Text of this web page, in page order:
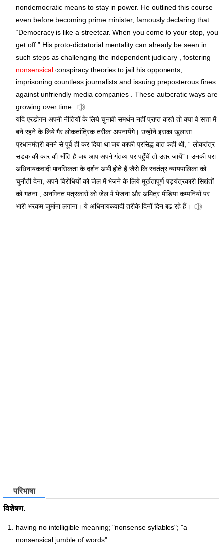
nondemocratic means to stay in power. He outlined this course
even before becoming prime minister, famously declaring that
“Democracy is like a streetcar. When you come to your stop, you
get off.” His proto-dictatorial mentality can already be seen in
such steps as challenging the independent judiciary , fostering
nonsensical conspiracy theories to jail his opponents,
imprisoning countless journalists and issuing preposterous fines
against unfriendly media companies . These autocratic ways are
growing over time.
यदि एरडोगन अपनी नीतियों के लिये चुनावी समर्थन नहीं प्राप्त करते तो क्या वे सत्ता में
बने रहने के लिये गैर लोकतांत्रिक तरीका अपनायेंगे। उन्होंने इसका खुलासा
प्रधानमंत्री बनने से पूर्व ही कर दिया था जब काफी प्रसिद्ध बात कही थी, “ लोकतंत्र
सडक की कार की भाँति है जब आप अपने गंतव्य पर पहुँचें तो उतर जायें”। उनकी परा
अधिनायकवादी मानसिकता के दर्शन अभी होते हैं जैसे कि स्वतंत्र न्यायपालिका को
चुनौती देना, अपने विरोधियों को जेल में भेजने के लिये मूर्खतापूर्ण षड्यंत्रकारी सिद्दांतों
को गढना , अनगिनत पत्रकारों को जेल में भेजना और अमित्र मीडिया कम्पनियों पर
भारी भरकम जुर्माना लगाना। ये अधिनायकवादी तरीके दिनों दिन बढ रहे हैं।
परिभाषा
विशेषण.
having no intelligible meaning; "nonsense syllables"; "a
nonsensical jumble of words"